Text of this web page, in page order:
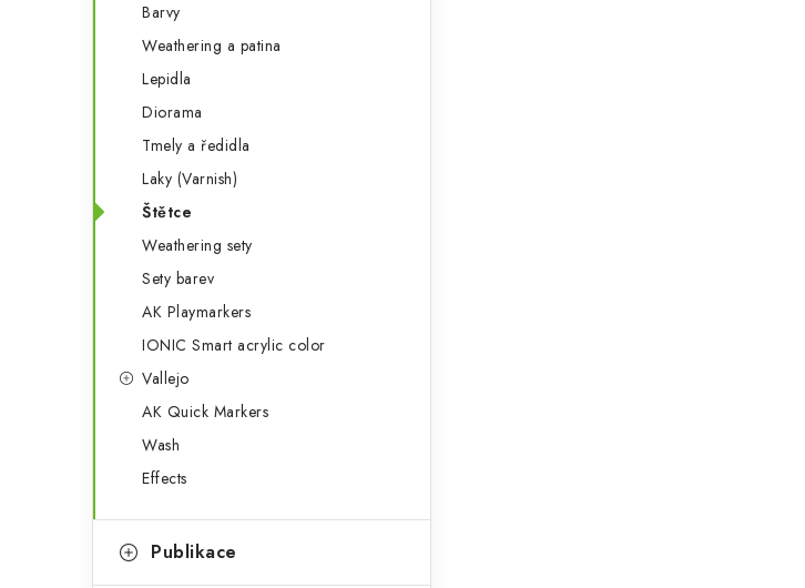
Barvy
Weathering a patina
Lepidla
Diorama
Tmely a ředidla
Laky (Varnish)
Štětce
Weathering sety
Sety barev
AK Playmarkers
IONIC Smart acrylic color
Vallejo
AK Quick Markers
Wash
Effects
Publikace